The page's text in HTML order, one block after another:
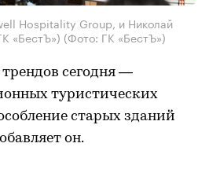
Hospitality Group, и Николай
«БестЪ») (Фото: ГК «БестЪ»)
сегодня —
туристических
старых зданий
он.